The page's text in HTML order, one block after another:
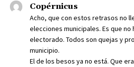
Copérnicus
Acho, que con estos retrasos no
elecciones municipales. Es que no
electorado. Todos son quejas y
municipio.
El de los besos ya no está. Que